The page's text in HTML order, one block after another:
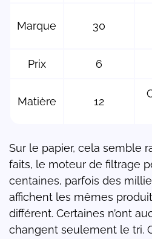
Marque 30
Prix 6
Matière 12
Sur le papier, cela semble
faits, le moteur de filtrage
centaines, parfois des
affichent les mêmes
différent. Certaines n’ont
changent seulement le tri.